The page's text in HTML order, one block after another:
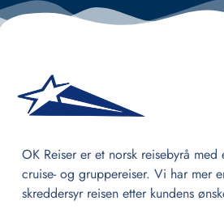
OK Reiser er et norsk reisebyrå med
cruise- og gruppereiser. Vi har mer
skreddersyr reisen etter kundens